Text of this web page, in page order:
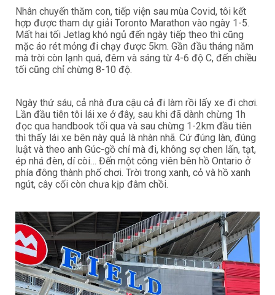
Nhân chuyến thăm con, tiếp viện sau mùa Covid, tôi kết
hợp được tham dự giải Toronto Marathon vào ngày 1-5.
Mất hai tối Jetlag khó ngủ đến ngày tiếp theo thì cũng
mặc áo rét mỏng đi chạy được 5km. Gần đầu tháng năm
mà trời còn lạnh quá, đêm và sáng từ 4-6 độ C, đến chiều
tối cũng chỉ chừng 8-10 độ.
Ngày thứ sáu, cả nhà đưa cậu cả đi làm rồi lấy xe đi chơi.
Lần đầu tiên tôi lái xe ở đây, sau khi đã dành chừng 1h
đọc qua handbook tối qua và sau chừng 1-2km đầu tiên
thì thấy lái xe bên này quả là nhàn nhã. Cứ đúng làn, đúng
luật và theo anh Gúc-gồ chỉ mà đi, không sợ chen lấn, tạt,
ép nhá đèn, dí còi… Đến một công viên bên hồ Ontario ở
phía đông thành phố chơi. Trời trong xanh, cỏ và hồ xanh
ngút, cây cối còn chưa kịp đâm chồi.